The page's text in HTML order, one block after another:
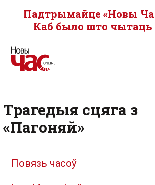
Падтрымайце «Новы
Каб было што чытаць
Трагедыя сцяга з
«Пагоняй»
Повязь часоў